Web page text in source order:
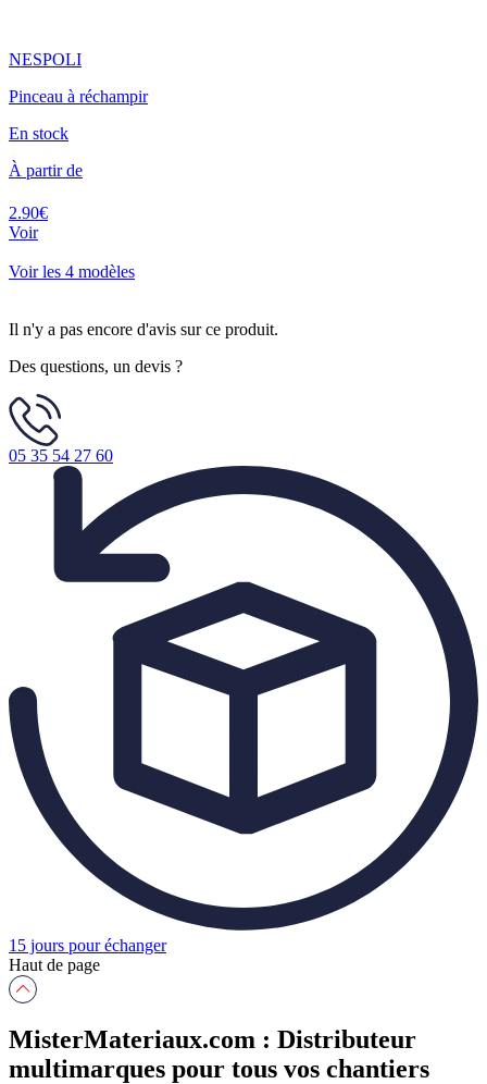
NESPOLI
Pinceau à réchampir
En stock
À partir de
2.90€
Voir
Voir les 4 modèles
Il n'y a pas encore d'avis sur ce produit.
Des questions, un devis ?
05 35 54 27 60
15 jours pour échanger
Haut de page
MisterMateriaux.com : Distributeur
multimarques pour tous vos chantiers